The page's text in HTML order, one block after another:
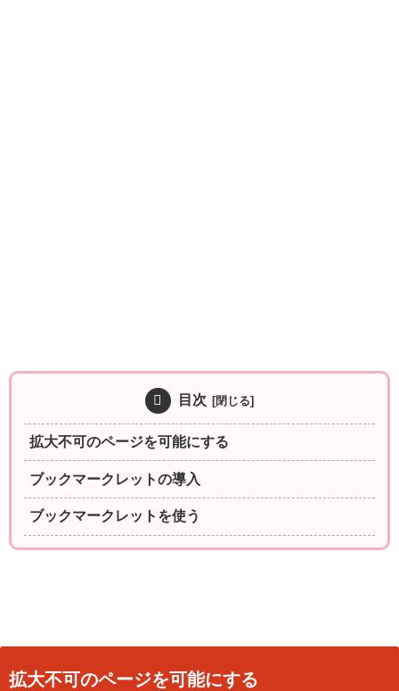
目次
拡大不可のページを可能にする
ブックマークレットの導入
ブックマークレットを使う
拡大不可のページを可能にする